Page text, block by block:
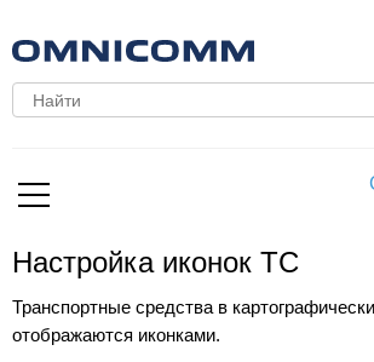
Настройка иконок ТС
Транспортные средства в
отображаются иконками.